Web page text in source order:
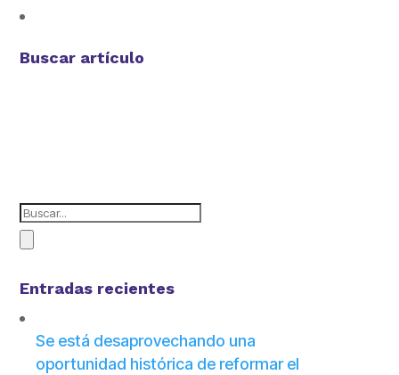
Buscar artículo
Entradas recientes
Se está desaprovechando una
oportunidad histórica de reformar el